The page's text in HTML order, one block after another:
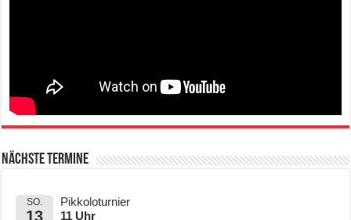
Nächste Termine
SO.
13
Pikkoloturnier
11 Uhr